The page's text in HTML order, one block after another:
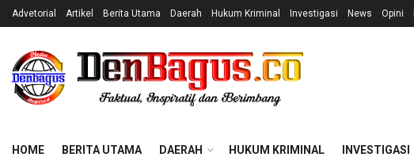
Advetorial Artikel Berita Utama Daerah Hukum Kriminal Investigasi News Opini
HOME BERITA UTAMA DAERAH HUKUM KRIMINAL INVESTIGASI